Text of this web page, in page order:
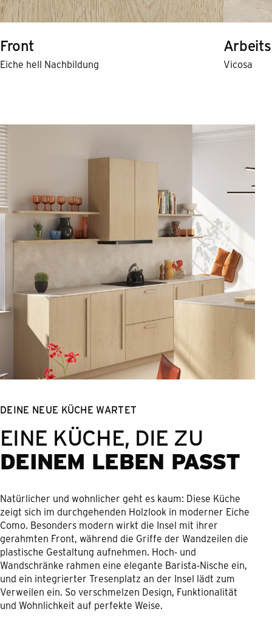
Front
Eiche hell Nachbildung Vicosa
DEINE NEUE KÜCHE WARTET
EINE KÜCHE, DIE ZU
DEINEM LEBEN PASST
Natürlicher und wohnlicher geht es kaum: Diese Küche
zeigt sich im durchgehenden Holzlook in moderner Eiche
Como. Besonders modern wirkt die Insel mit ihrer
gerahmten Front, während die Griffe der Wandzeilen die
plastische Gestaltung aufnehmen. Hoch- und
Wandschränke rahmen eine elegante Barista-Nische ein,
und ein integrierter Tresenplatz an der Insel lädt zum
Verweilen ein. So verschmelzen Design, Funktionalität
und Wohnlichkeit auf perfekte Weise.